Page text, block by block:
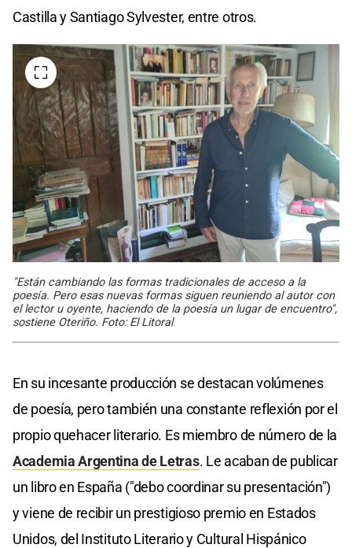
Castilla y Santiago Sylvester, entre otros.
"Están cambiando las formas tradicionales de acceso a la
poesía. Pero esas nuevas formas siguen reuniendo al autor con
el lector u oyente, haciendo de la poesía un lugar de encuentro",
sostiene Oteriño. Foto: El Litoral
En su incesante producción se destacan volúmenes
de poesía, pero también una constante reflexión por el
propio quehacer literario. Es miembro de número de la
Academia Argentina de Letras. Le acaban de publicar
un libro en España ("debo coordinar su presentación")
y viene de recibir un prestigioso premio en Estados
Unidos, del Instituto Literario y Cultural Hispánico